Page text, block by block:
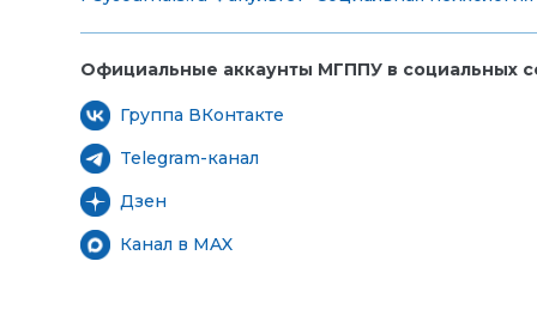
Официальные аккаунты МГППУ в социальных
Группа ВКонтакте
Telegram-канал
Дзен
Канал в MAX